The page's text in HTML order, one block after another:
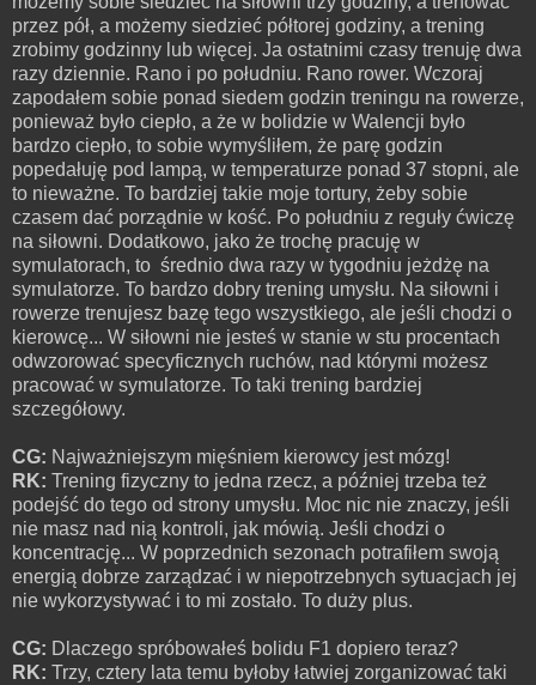
przez pół, a możemy siedzieć półtorej godziny, a trening
zrobimy godzinny lub więcej. Ja ostatnimi czasy trenuję dwa
razy dziennie. Rano i po południu. Rano rower. Wczoraj
zapodałem sobie ponad siedem godzin treningu na rowerze,
ponieważ było ciepło, a że w bolidzie w Walencji było
bardzo ciepło, to sobie wymyśliłem, że parę godzin
popedałuję pod lampą, w temperaturze ponad 37 stopni, ale
to nieważne. To bardziej takie moje tortury, żeby sobie
czasem dać porządnie w kość. Po południu z reguły ćwiczę
na siłowni. Dodatkowo, jako że trochę pracuję w
symulatorach, to średnio dwa razy w tygodniu jeżdżę na
symulatorze. To bardzo dobry trening umysłu. Na siłowni i
rowerze trenujesz bazę tego wszystkiego, ale jeśli chodzi o
kierowcę... W siłowni nie jesteś w stanie w stu procentach
odwzorować specyficznych ruchów, nad którymi możesz
pracować w symulatorze. To taki trening bardziej
szczegółowy.
CG: Najważniejszym mięśniem kierowcy jest mózg!
RK: Trening fizyczny to jedna rzecz, a później trzeba też
podejść do tego od strony umysłu. Moc nic nie znaczy, jeśli
nie masz nad nią kontroli, jak mówią. Jeśli chodzi o
koncentrację... W poprzednich sezonach potrafiłem swoją
energią dobrze zarządzać i w niepotrzebnych sytuacjach jej
nie wykorzystywać i to mi zostało. To duży plus.
CG: Dlaczego spróbowałeś bolidu F1 dopiero teraz?
RK: Trzy, cztery lata temu byłoby łatwiej zorganizować taki